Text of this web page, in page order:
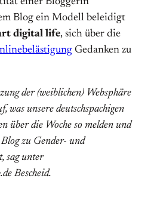
Blog ein Modell beleidigt
digital life, sich über die
Gedanken zu
der (weiblichen) Websphäre
was unsere deutschspachigen
über die Woche so melden und
zu Gender- und
sag unter
Bescheid.